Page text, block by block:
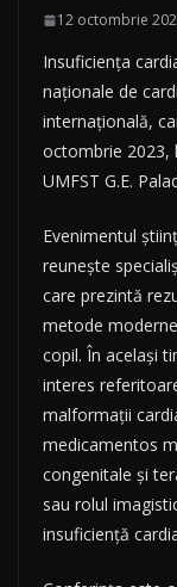
12 octombrie
Insuficiența
naționale de
internațională,
octombrie 2023,
UMFST G.E.
Evenimentul
reunește
care prezintă
metode
copil. În același
interes
malformații
medicamentos
congenitale și
sau rolul
insuficiență